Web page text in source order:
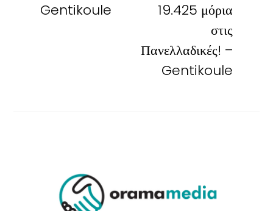
Gentikoule
19.425 μόρια
στις
Πανελλαδικές! –
Gentikoule